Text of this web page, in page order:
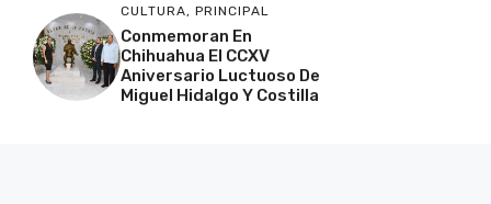
CULTURA, PRINCIPAL
Conmemoran En
Chihuahua El CCXV
Aniversario Luctuoso De
Miguel Hidalgo Y Costilla